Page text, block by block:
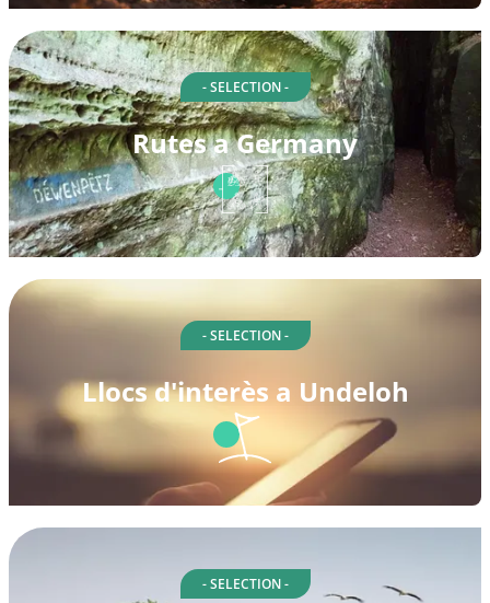
- SELECTION -
Rutes a Germany
- SELECTION -
Llocs d'interès a Undeloh
- SELECTION -